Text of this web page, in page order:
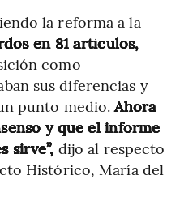
la reforma a la
en 81 artículos,
como
sus diferencias y
punto medio.Ahora
y que el informe
sirve”, dijo al respecto
Histórico, María del